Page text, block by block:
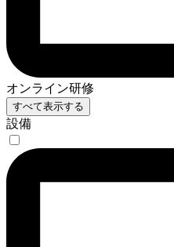
オンライン研修
すべて表示する
設備